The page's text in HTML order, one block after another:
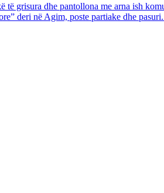
grisura dhe pantollona me arna ish
deri në Agim, poste partiake dhe